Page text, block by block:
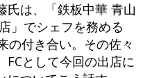
氏は、「鉄板中華 青山
」でシェフを務める
の付き合い。その佐々
FCとして今回の出店に